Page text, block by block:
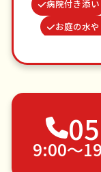
病院付き添い
お庭の水や
家具
ベランダ
植木の剪
ペット
9:00〜